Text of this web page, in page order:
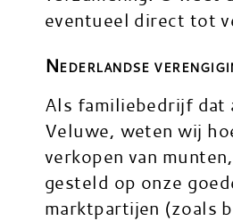
eventueel direct tot
Nederlandse
Als familiebedrijf dat
Veluwe, weten wij
verkopen van
gesteld op onze
marktpartijen (zoals